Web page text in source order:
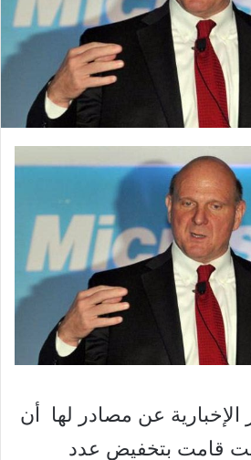
الإخبارية عن مصادر لها أن
قامت بتخفيض عدد